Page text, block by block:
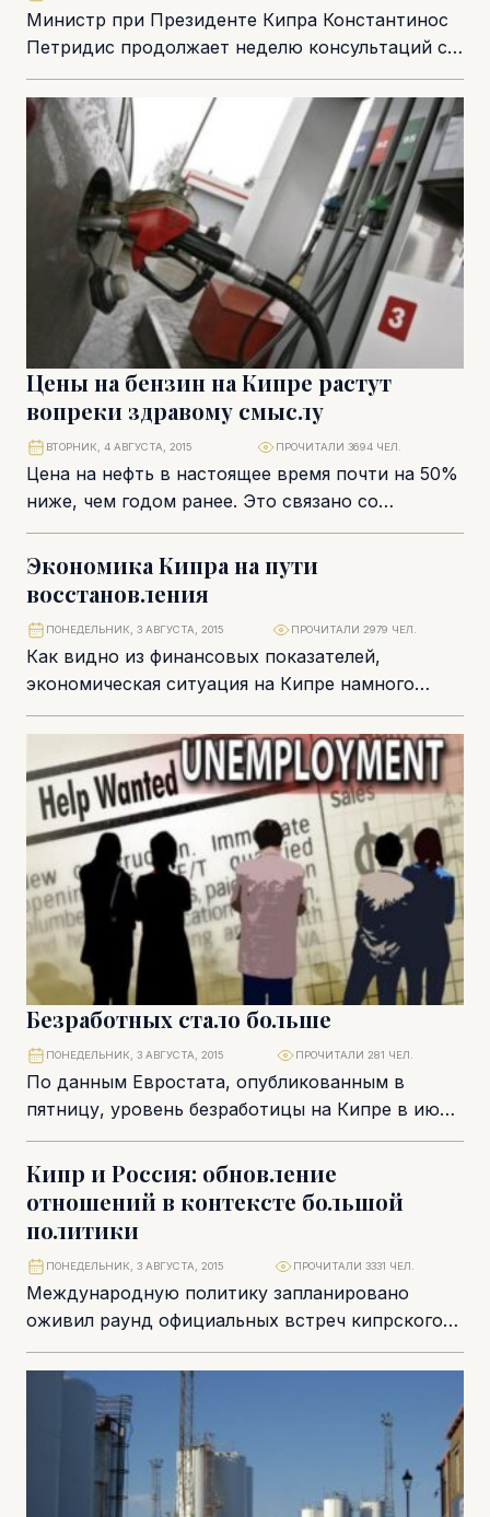
Министр при Президенте Кипра Константинос
Петридис продолжает неделю консультаций с
профсоюзами полугосударственного сектора.
Целью переговоров является достижение
соглашения о продлении...
Цены на бензин на Кипре растут
вопреки здравому смыслу
Цена на нефть в настоящее время почти на 50%
ниже, чем годом ранее. Это связано со
значительным ростом поставок нефти...
ВТОРНИК, 4 АВГУСТА, 2015 ПРОЧИТАЛИ 3694 ЧЕЛ.
Экономика Кипра на пути
восстановления
Как видно из финансовых показателей,
экономическая ситуация на Кипре намного
лучше, чем ожидалось после решения
Еврогруппы в марте 2013 года....
ПОНЕДЕЛЬНИК, 3 АВГУСТА, 2015 ПРОЧИТАЛИ 2979 ЧЕЛ.
Безработных стало больше
По данным Евростата, опубликованным в
пятницу, уровень безработицы на Кипре в июне
2015 немного увеличился, отражая опасения,
что рынку труда...
ПОНЕДЕЛЬНИК, 3 АВГУСТА, 2015 ПРОЧИТАЛИ 281 ЧЕЛ.
Кипр и Россия: обновление
отношений в контексте большой
политики
Международную политику запланировано
оживил раунд официальных встреч кипрского
президента в Москве в феврале 2015 года. В
сложившейся ситуации это был...
ПОНЕДЕЛЬНИК, 3 АВГУСТА, 2015 ПРОЧИТАЛИ 3331 ЧЕЛ.